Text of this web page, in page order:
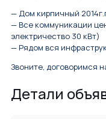
— Дом кирпичный
— Все коммуникации
электричество 30 кВт)
— Рядом вся
Звоните, договоримся
Детали